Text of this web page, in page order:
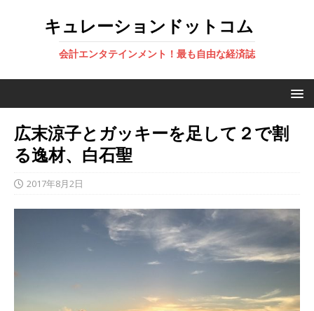
キュレーションドットコム
会計エンタテインメント！最も自由な経済誌
広末涼子とガッキーを足して２で割
る逸材、白石聖
2017年8月2日